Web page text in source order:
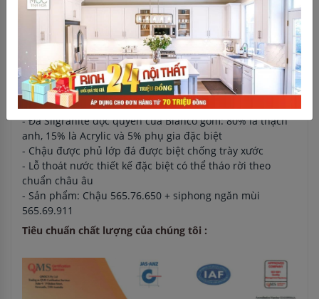
- Kích thước chậu: 1160D x 500R mm
- Kích thước mỗi bồn: 337,5D x 450R mm
- Kích thước cắt đá: 1140D x 480R mm
- Đóng gói: 1 bộ tiêu chuẩn (gồm shiphon 565.69.911)
Đặc tính của sản phẩm:
- Chậu đá blancozia 8s 565.76.659 được sản xuất bằng đá
nhân tạo Silgranite
- Đá Silgranite độc quyền của Blanco gồm: 80% là thạch
anh, 15% là Acrylic và 5% phụ gia đặc biệt
- Chậu được phủ lớp đá được biệt chống trày xước
- Lỗ thoát nước thiết kế đặc biệt có thể tháo rời theo
chuẩn châu âu
- Sản phẩm: Chậu 565.76.650 + siphong ngăn mùi
565.69.911
Tiêu chuẩn chất lượng của chúng tôi :